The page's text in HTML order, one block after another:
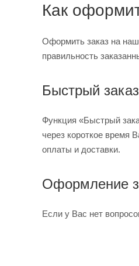
Как
Оформить заказ на
правильность
Быстрый заказ
Функция «Быстрый
через короткое время
оплаты и доставки.
Оформление
Если у Вас нет